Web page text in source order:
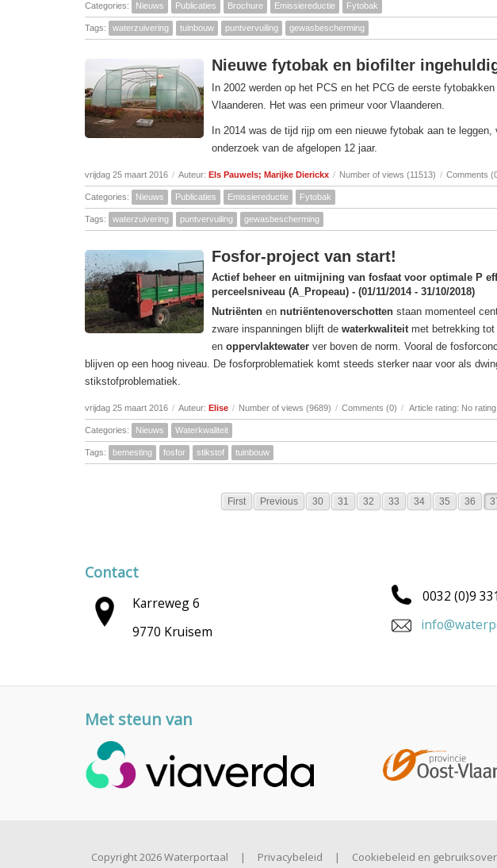
Categories: Nieuws Publicaties Brochure Emissiereductie Fytobak
Tags: waterzuivering tuinbouw puntvervuiling gewasbescherming
Nieuwe fytobak en biofilter
In 2002 werden op het PCS en het PCG de eerste
Vlaanderen. Het was een primeur voor Vlaanderen.
In 2014 was de tijd rijp om een nieuwe fytobak aan te
onderzoek van de afgelopen 12 jaar.
vrijdag 25 maart 2016 / Auteur: Els Pauwels; Marijke Dierickx / Number of views (11513) / Comments
Categories: Nieuws Publicaties Emissiereductie Fytobak
Tags: waterzuivering puntvervuiling gewasbescherming
Fosfor-project van start!
Actief beheer en uitmijning van fosfaat voor optimale P
perceelsniveau (A_Propeau) - (01/11/2014 - 31/10/2018)
Nutriënten en nutriëntenoverschotten staan momenteel
zware inspanningen blijft de waterkwaliteit met betrekking tot
en oppervlaktewater ver boven de norm. Vooral de
blijven op een hoog niveau. De fosforproblematiek komt steeds sterker naar voor als
stikstofproblematiek.
vrijdag 25 maart 2016 / Auteur: Elise / Number of views (9689) / Comments (0) / Article rating: No rating
Categories: Nieuws Waterkwaliteit
Tags: bemesting fosfor stikstof tuinbouw
First Previous 30 31 32 33 34 35 36
Contact
Karreweg 6
9770 Kruisem
0032 (0)9
Met steun van
Copyright 2026 Waterportaal | Privacybeleid | Cookiebeleid en